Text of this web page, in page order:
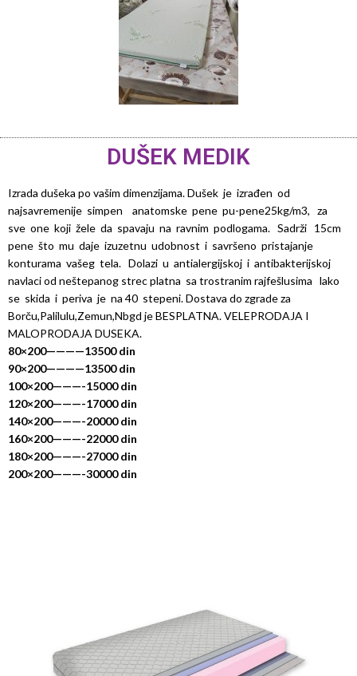
DUŠEK MEDIK
Izrada dušeka po vašim dimenzijama. Dušek je izrađen od
najsavremenije simpen anatomske pene pu-pene25kg/m3, za
sve one koji žele da spavaju na ravnim podlogama. Sadrži 15cm
pene što mu daje izuzetnu udobnost i savršeno pristajanje
konturama vašeg tela. Dolazi u antialergijskoj i antibakterijskoj
navlaci od neštepanog strec platna sa trostranim rajfešlusima lako
se skida i periva je na 40 stepeni. Dostava do zgrade za
Borču,Palilulu,Zemun,Nbgd je BESPLATNA. VELEPRODAJA I
MALOPRODAJA DUSEKA.
80×200————13500 din
90×200————13500 din
100×200———-15000 din
120×200———-17000 din
140×200———-20000 din
160×200———-22000 din
180×200———-27000 din
200×200———-30000 din